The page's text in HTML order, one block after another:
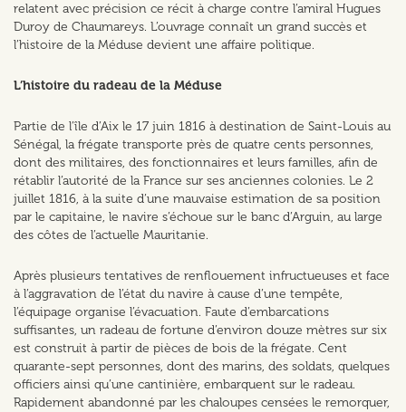
relatent avec précision ce récit à charge contre l’amiral Hugues
Duroy de Chaumareys. L’ouvrage connaît un grand succès et
l’histoire de la Méduse devient une affaire politique.
L’histoire du radeau de la Méduse
Partie de l’île d’Aix le 17 juin 1816 à destination de Saint-Louis au
Sénégal, la frégate transporte près de quatre cents personnes,
dont des militaires, des fonctionnaires et leurs familles, afin de
rétablir l’autorité de la France sur ses anciennes colonies. Le 2
juillet 1816, à la suite d’une mauvaise estimation de sa position
par le capitaine, le navire s’échoue sur le banc d’Arguin, au large
des côtes de l’actuelle Mauritanie.
Après plusieurs tentatives de renflouement infructueuses et face
à l’aggravation de l’état du navire à cause d’une tempête,
l’équipage organise l’évacuation. Faute d’embarcations
suffisantes, un radeau de fortune d’environ douze mètres sur six
est construit à partir de pièces de bois de la frégate. Cent
quarante-sept personnes, dont des marins, des soldats, quelques
officiers ainsi qu’une cantinière, embarquent sur le radeau.
Rapidement abandonné par les chaloupes censées le remorquer,